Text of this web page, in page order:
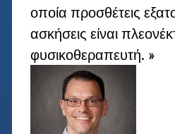
οποία προσθέτεις
ασκήσεις είναι
φυσικοθεραπευτή. »